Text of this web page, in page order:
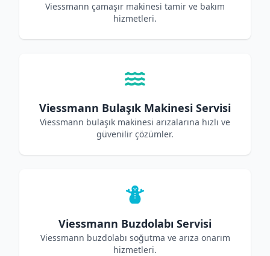
Viessmann çamaşır makinesi tamir ve bakım
hizmetleri.
Viessmann Bulaşık Makinesi Servisi
Viessmann bulaşık makinesi arızalarına hızlı ve
güvenilir çözümler.
Viessmann Buzdolabı Servisi
Viessmann buzdolabı soğutma ve arıza onarım
hizmetleri.